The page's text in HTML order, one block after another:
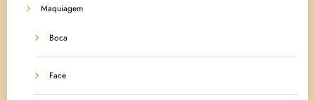
Maquiagem
Boca
Face